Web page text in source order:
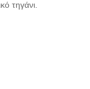
τηγάνι.